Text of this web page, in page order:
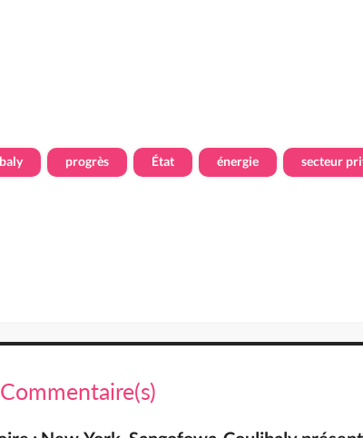
progrès État énergie secteur